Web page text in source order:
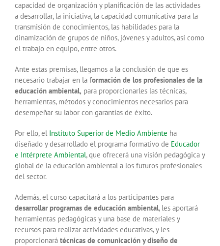
capacidad de organización y planificación de las actividades
a desarrollar, la iniciativa, la capacidad comunicativa para la
transmisión de conocimientos, las habilidades para la
dinamización de grupos de niños, jóvenes y adultos, así como
el trabajo en equipo, entre otros.
Ante estas premisas, llegamos a la conclusión de que es
necesario trabajar en la formación de los profesionales de la
educación ambiental, para proporcionarles las técnicas,
herramientas, métodos y conocimientos necesarios para
desempeñar su labor con garantías de éxito.
Por ello, el Instituto Superior de Medio Ambiente ha
diseñado y desarrollado el programa formativo de Educador
e Intérprete Ambiental, que ofrecerá una visión pedagógica y
global de la educación ambiental a los futuros profesionales
del sector.
Además, el curso capacitará a los participantes para
desarrollar programas de educación ambiental, les aportará
herramientas pedagógicas y una base de materiales y
recursos para realizar actividades educativas, y les
proporcionará técnicas de comunicación y diseño de